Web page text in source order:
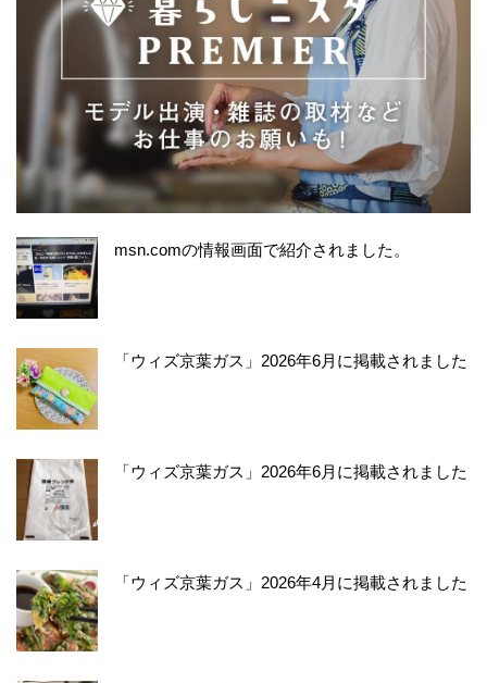
msn.comの情報画面で紹介されました。
「ウィズ京葉ガス」2026年6月に掲載されました
「ウィズ京葉ガス」2026年6月に掲載されました
「ウィズ京葉ガス」2026年4月に掲載されました